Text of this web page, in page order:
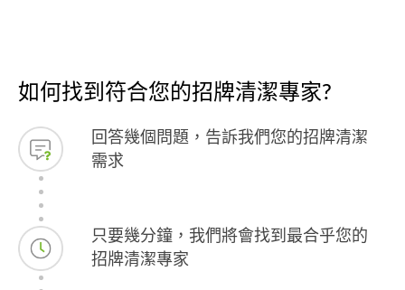
如何找到符合您的招牌清潔專家?
回答幾個問題，告訴我們您的招牌清潔
需求
只要幾分鐘，我們將會找到最合乎您的
招牌清潔專家